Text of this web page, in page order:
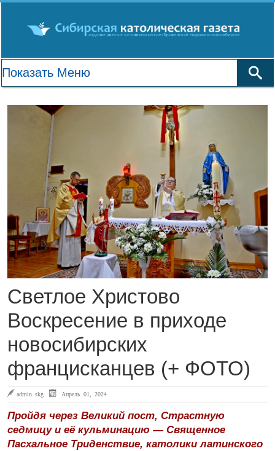
Светлое Христово
Воскресение в приходе
новосибирских
францисканцев (+ ФОТО)
admin skg Апрель 01, 2024
Пройдя через Великий пост, Страстную
седмицу и её кульминацию — Священное
Пасхальное Триденствие, католики латинского